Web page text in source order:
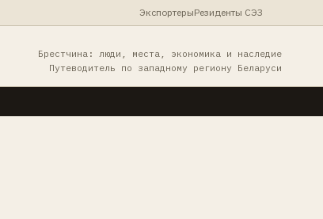
ЭкспортерыРезиденты СЭЗ
Брестчина: люди, места, экономика и наследие
Путеводитель по западному региону Беларуси